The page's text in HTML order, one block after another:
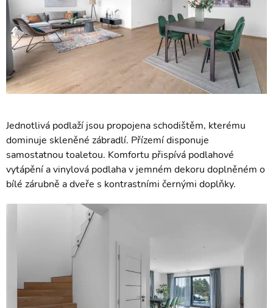
Jednotlivá podlaží jsou propojena schodištěm, kterému
dominuje skleněné zábradlí. Přízemí disponuje
samostatnou toaletou. Komfortu přispívá podlahové
vytápění a vinylová podlaha v jemném dekoru doplněném o
bílé zárubně a dveře s kontrastními černými doplňky.